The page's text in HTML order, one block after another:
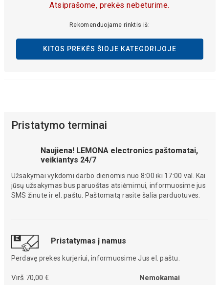
Atsiprašome, prekės nebeturime.
Rekomenduojame rinktis iš:
KITOS PREKĖS ŠIOJE KATEGORIJOJE
Pristatymo terminai
Naujiena! LEMONA electronics paštomatai,
veikiantys 24/7
Užsakymai vykdomi darbo dienomis nuo 8:00 iki 17:00 val. Kai
jūsų užsakymas bus paruoštas atsiėmimui, informuosime jus
SMS žinute ir el. paštu. Paštomatą rasite šalia parduotuvės.
Pristatymas į namus
Perdavę prekes kurjeriui, informuosime Jus el. paštu.
Virš 70,00 € Nemokamai